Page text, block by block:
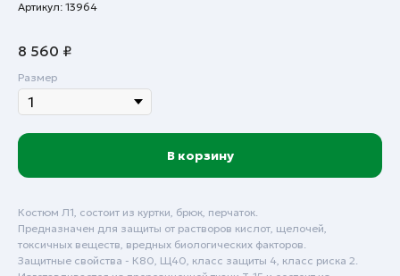
Артикул: 13964
8 560 ₽
Размер
В корзину
Костюм Л1, состоит из куртки, брюк, перчаток.
Предназначен для защиты от растворов кислот, щелочей,
токсичных веществ, вредных биологических факторов.
Защитные свойства - К80, Щ40, класс защиты 4, класс риска 2.